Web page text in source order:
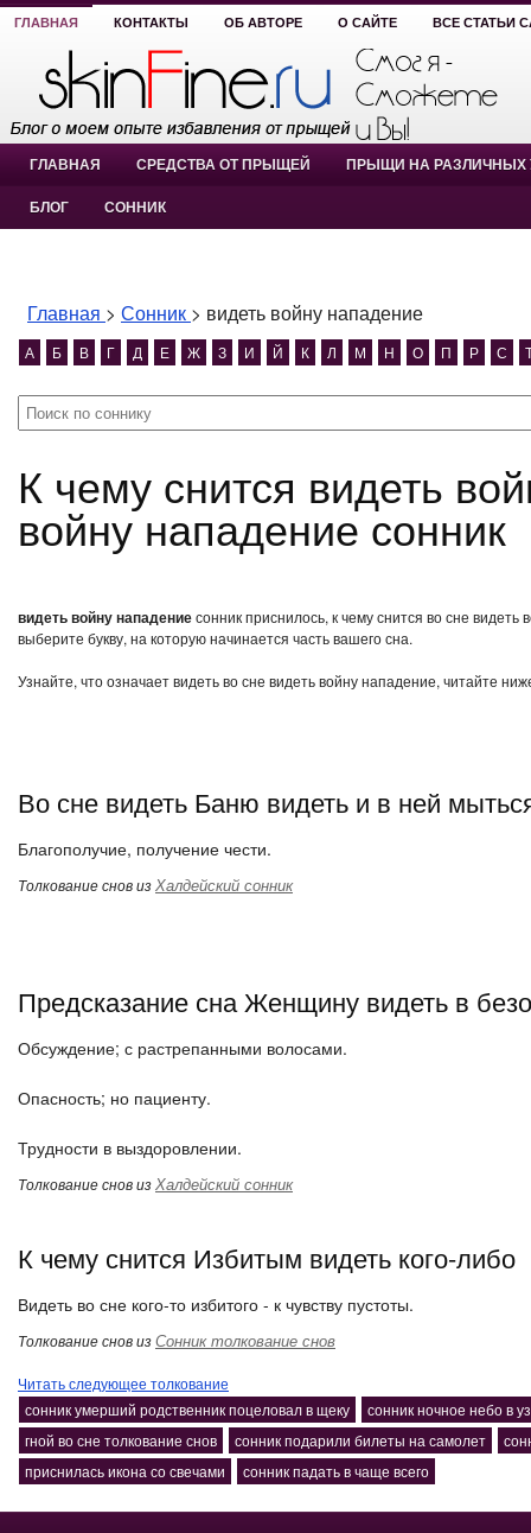
ГЛАВНАЯ КОНТАКТЫ ОБ АВТОРЕ О САЙТЕ ВСЕ СТАТЬИ
ГЛАВНАЯ СРЕДСТВА ОТ ПРЫЩЕЙ ПРЫЩИ НА РАЗЛИЧНЫХ
БЛОГ СОННИК
Главная > Сонник > видеть войну нападение
А Б В Г Д Е Ж З И Й К Л М Н О П Р С
К чему снится видеть войну нападение? видеть
войну нападение сонник
видеть войну нападениесонник приснилось, к чему снится во сне
выберите букву, на которую начинается часть вашего сна.
Узнайте, что означает видеть во сне видеть войну нападение, читайте
Во сне видеть Баню видеть и в ней
Благополучие, получение чести.
Толкование снов изХалдейский сонник
Предсказание сна Женщину видеть в
Обсуждение; с растрепанными волосами.
Опасность; но пациенту.
Трудности в выздоровлении.
Толкование снов изХалдейский сонник
К чему снится Избитым видеть кого-либо
Видеть во сне кого-то избитого - к чувству пустоты.
Толкование снов изСонник толкование снов
Читать следующее толкование
сонник умерший родственник поцеловал в щеку
сонник ночное небо в
гной во сне толкование снов
сонник подарили билеты на самолет
приснилась икона со свечами
сонник падать в чаще всего